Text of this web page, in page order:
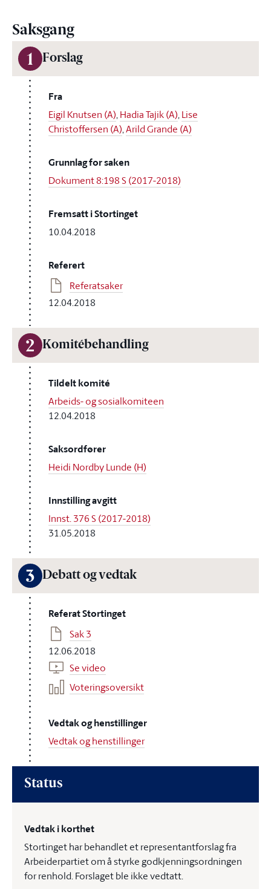
Saksgang
1 Forslag
Fra
Eigil Knutsen (A),Hadia Tajik (A),Lise
Christoffersen (A),Arild Grande (A)
Grunnlag for saken
Dokument 8:198 S (2017-2018)
Fremsatt i Stortinget
10.04.2018
Referert
Referatsaker
12.04.2018
2 Komitébehandling
Tildelt komité
Arbeids- og sosialkomiteen
12.04.2018
Saksordfører
Heidi Nordby Lunde (H)
Innstilling avgitt
Innst. 376 S (2017-2018)
31.05.2018
3 Debatt og vedtak
Referat Stortinget
Sak 3
12.06.2018
Se video
Voteringsoversikt
Vedtak og henstillinger
Vedtak og henstillinger
Status
Vedtak i korthet
Stortinget har behandlet et representantforslag fra
Arbeiderpartiet om å styrke godkjenningsordningen
for renhold. Forslaget ble ikke vedtatt.